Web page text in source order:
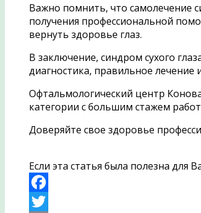
Важно помнить, что самолечение
получения профессиональной
вернуть здоровье глаз.
В заключение, синдром сухого
диагностика, правильное
Офтальмологический центр
категории с большим стажем
Доверяйте свое здоровье
Если эта статья была полезна
Facebook